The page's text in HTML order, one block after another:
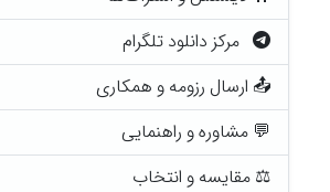
مرکز دانلود تلگرام
📤 ارسال رزومه و همکاری
💬 مشاوره و راهنمایی
⚖️ مقایسه و انتخاب